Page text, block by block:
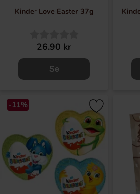
Kinder Love Easter 37g
26.90 kr
Se
-11%